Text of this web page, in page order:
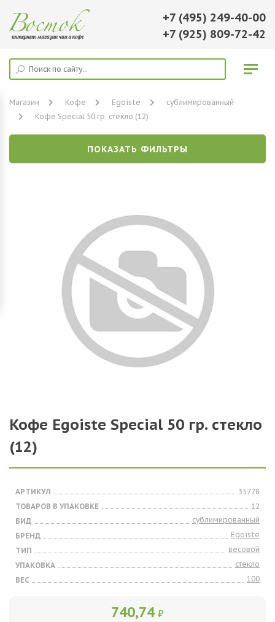
+7 (495) 249-40-00
+7 (925) 809-72-42
Магазин Кофе Egoiste
сублимированный
Кофе Special 50 гр. стекло (12)
ПОКАЗАТЬ ФИЛЬТРЫ
Кофе Egoiste Special 50 гр. стекло
(12)
АРТИКУЛ
35778
ТОВАРОВ В УПАКОВКЕ
12
ВИД
сублимированный
БРЕНД
Egoiste
ТИП
весовой
УПАКОВКА
стекло
ВЕС
100
740,74 ₽